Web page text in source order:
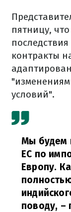
пятницу,
контракты
условий".
Мы будем
ЕС по
Европу.
поводу, –